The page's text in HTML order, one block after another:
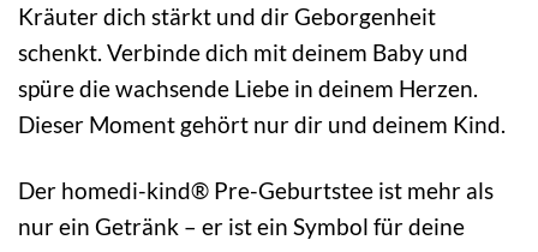
Kräuter dich stärkt und dir Geborgenheit
schenkt. Verbinde dich mit deinem Baby und
spüre die wachsende Liebe in deinem Herzen.
Dieser Moment gehört nur dir und deinem Kind.
Der homedi-kind® Pre-Geburtstee ist mehr als
nur ein Getränk – er ist ein Symbol für deine